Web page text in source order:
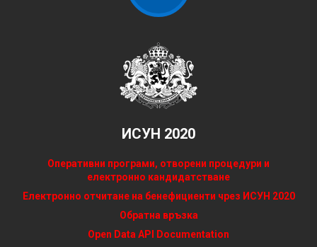
ИСУН 2020
Оперативни програми, отворени процедури и
електронно кандидатстване
Електронно отчитане на бенефициенти чрез ИСУН 2020
Обратна връзка
Open Data API Documentation